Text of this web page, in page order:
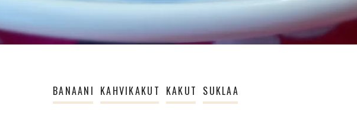
BANAANI KAHVIKAKUT KAKUT SUKLAA